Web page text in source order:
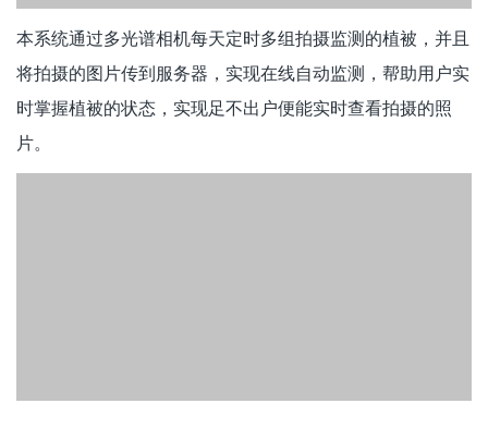
本系统通过多光谱相机每天定时多组拍摄监测的植被，并且
将拍摄的图片传到服务器，实现在线自动监测，帮助用户实
时掌握植被的状态，实现足不出户便能实时查看拍摄的照
片。